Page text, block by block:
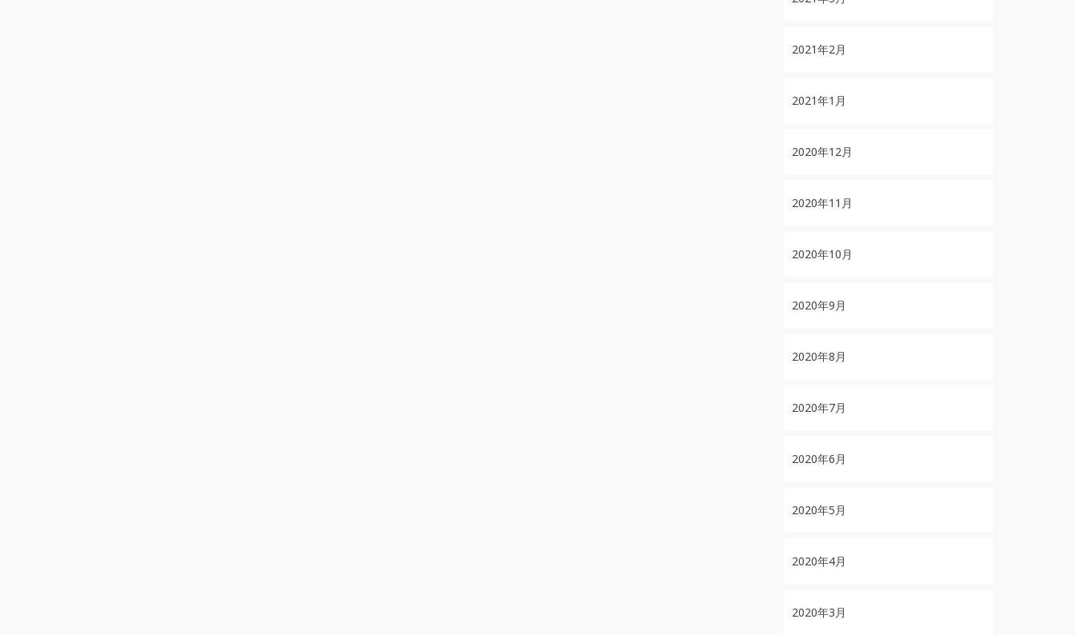
2021年2月
2021年1月
2020年12月
2020年11月
2020年10月
2020年9月
2020年8月
2020年7月
2020年6月
2020年5月
2020年4月
2020年3月